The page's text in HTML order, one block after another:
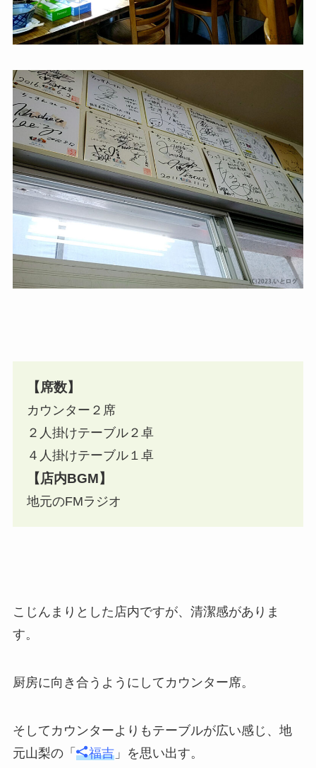
【席数】
カウンター２席
２人掛けテーブル２卓
４人掛けテーブル１卓
【店内BGM】
地元のFMラジオ
こじんまりとした店内ですが、清潔感がありま
す。
厨房に向き合うようにしてカウンター席。
そしてカウンターよりもテーブルが広い感じ、地
元山梨の「
福吉」を思い出す。